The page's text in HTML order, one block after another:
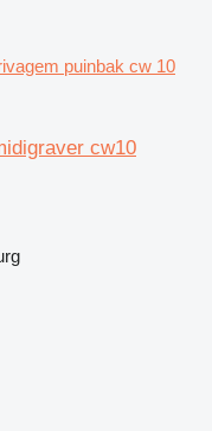
puinbak cw 10
cw10